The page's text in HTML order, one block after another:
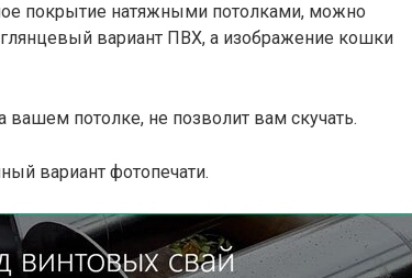
покрытие натяжными потолками, можно
вариант ПВХ, а изображение кошки
потолке, не позволит вам скучать.
вариант фотопечати.